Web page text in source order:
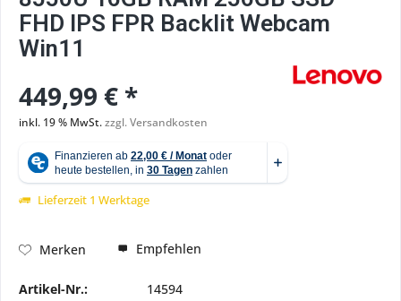
FHD IPS FPR Backlit Webcam
Win11
449,99 € *
inkl. 19 % MwSt.zzgl. Versandkosten
Lieferzeit 1 Werktage
Merken Empfehlen
Artikel-Nr.:
14594